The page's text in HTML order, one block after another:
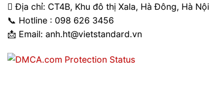
Địa chỉ: CT4B, Khu đô thị Xala, Hà Đông, Hà Nội
📞 Hotline : 098 626 3456
📩 Email: anh.ht@vietstandard.vn